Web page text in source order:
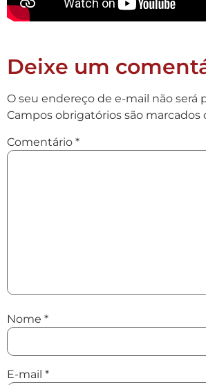
Deixe um
O seu endereço de e-mail não será
Campos obrigatórios são marcados
Comentário *
Nome *
E-mail *